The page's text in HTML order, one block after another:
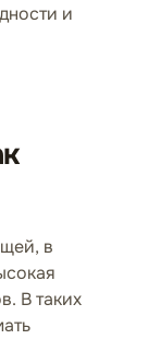
и
в
В таких